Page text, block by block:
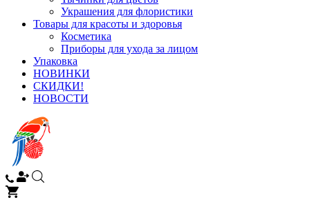
Украшения для флористики
Товары для красоты и здоровья
Косметика
Приборы для ухода за лицом
Упаковка
НОВИНКИ
СКИДКИ!
НОВОСТИ